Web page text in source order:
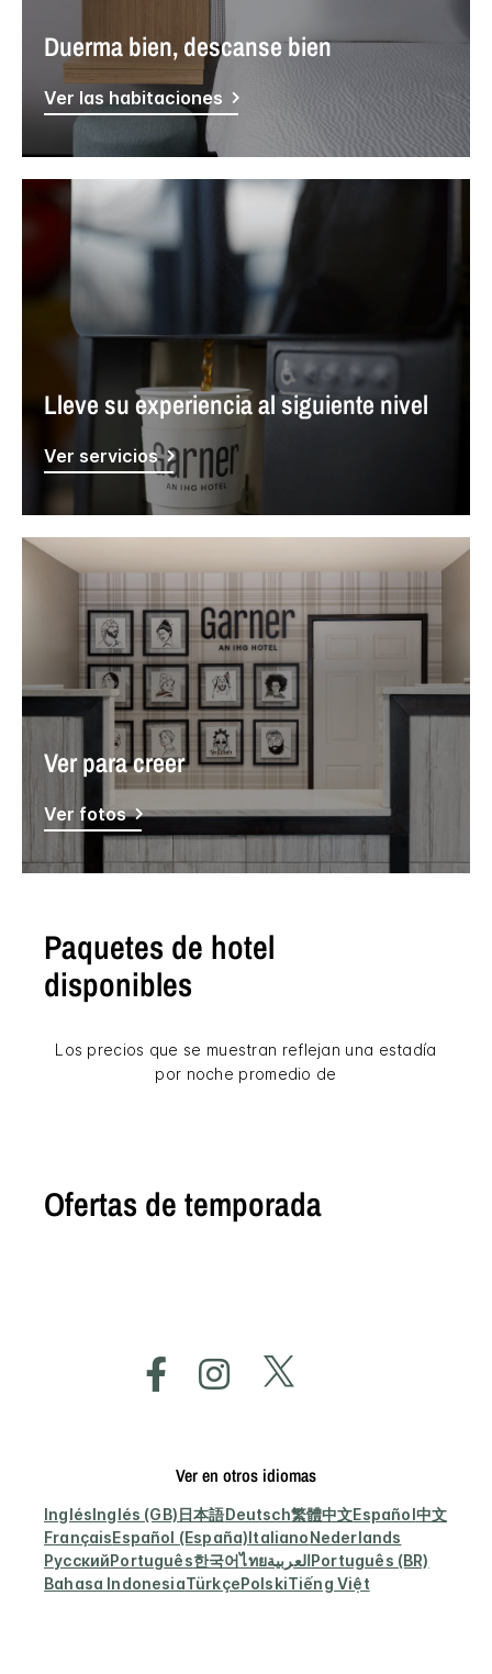
Duerma bien, descanse bien
Ver las habitaciones
Lleve su experiencia al siguiente nivel
Ver servicios
Ver para creer
Ver fotos
Paquetes de hotel
disponibles
Los precios que se muestran reflejan una estadía
por noche promedio de
Ofertas de temporada
Ver en otros idiomas
InglésInglés (GB)日本語Deutsch繁體中文Español中文
FrançaisEspañol (España)ItalianoNederlands
РусскийPortuguês한국어ไทยالعربيةPortuguês (BR)
Bahasa IndonesiaTürkçePolskiTiếng Việt